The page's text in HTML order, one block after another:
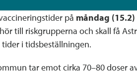
på måndag
till riskgrupperna och skall få
i tidsbeställningen.
tar emot cirka 70–80 doser